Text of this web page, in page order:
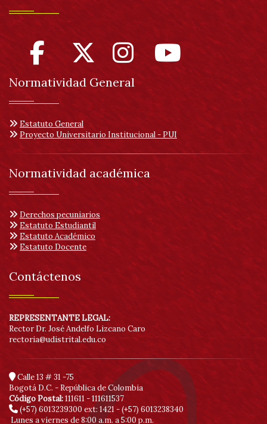
Normatividad General
Estatuto General
Proyecto Universitario Institucional - PUI
Normatividad académica
Derechos pecuniarios
Estatuto Estudiantil
Estatuto Académico
Estatuto Docente
Contáctenos
REPRESENTANTE LEGAL:
Rector Dr. José Andelfo Lizcano Caro
rectoria@udistrital.edu.co
Calle 13 # 31 -75
Bogotá D.C. - República de Colombia
Código Postal:111611 - 111611537
(+57) 6013239300 ext: 1421 - (+57) 6013238340
Lunes a viernes de 8:00 a.m. a 5:00 p.m.